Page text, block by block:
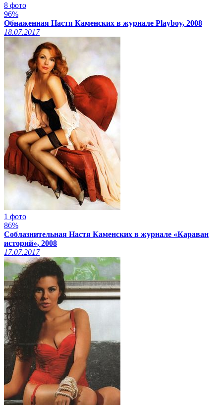
8 фото
96%
Обнаженная Настя Каменских в журнале Playboy, 2008
18.07.2017
1 фото
86%
Соблазнительная Настя Каменских в журнале «Караван
историй», 2008
17.07.2017